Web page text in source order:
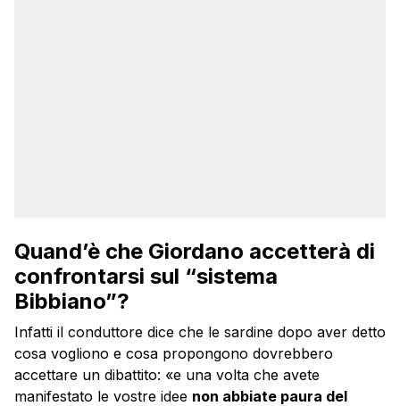
Quand’è che Giordano accetterà di
confrontarsi sul “sistema
Bibbiano”?
Infatti il conduttore dice che le sardine dopo aver detto
cosa vogliono e cosa propongono dovrebbero
accettare un dibattito: «e una volta che avete
manifestato le vostre idee non abbiate paura del